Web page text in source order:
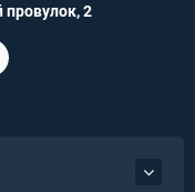
провулок, 2